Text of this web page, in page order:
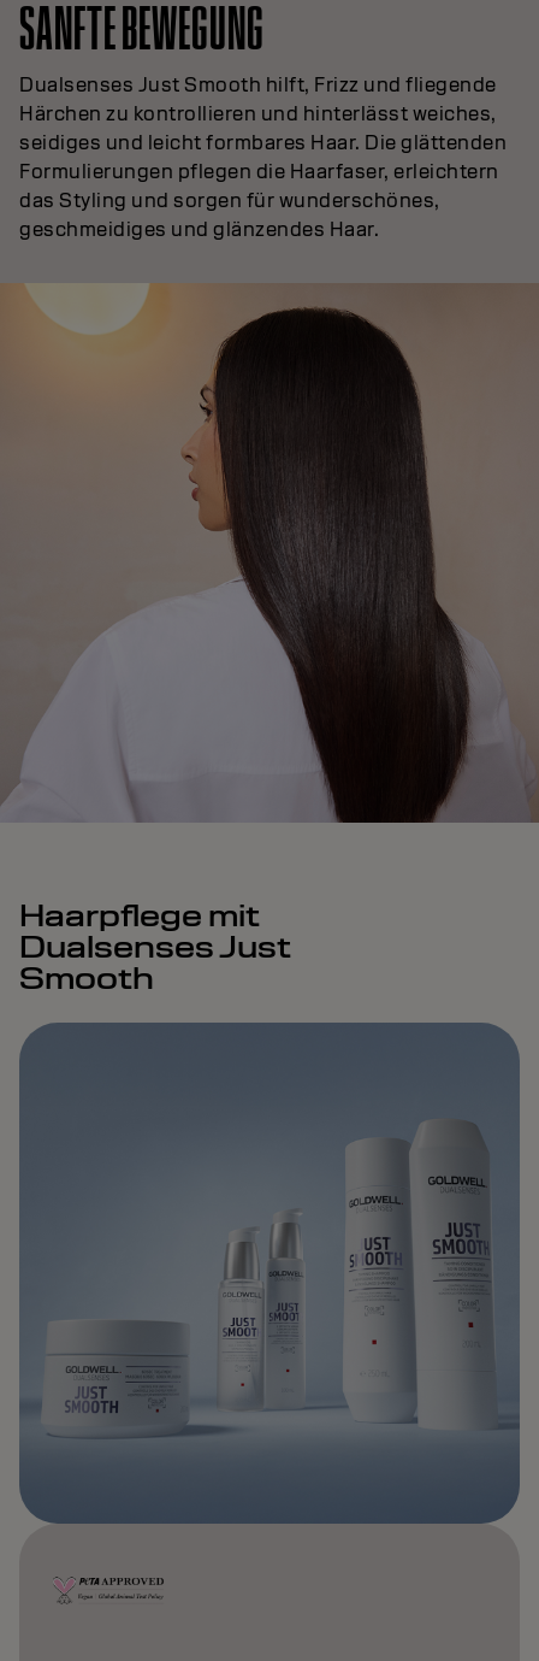
SANFTE BEWEGUNG
Dualsenses Just Smooth hilft, Frizz und fliegende
Härchen zu kontrollieren und hinterlässt weiches,
seidiges und leicht formbares Haar. Die glättenden
Formulierungen pflegen die Haarfaser, erleichtern
das Styling und sorgen für wunderschönes,
geschmeidiges und glänzendes Haar.
Haarpflege mit
Dualsenses Just
Smooth